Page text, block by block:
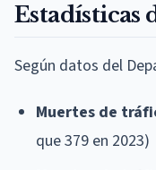
Estadísticas
Según datos del
Muertes de
que 379 en 2023)